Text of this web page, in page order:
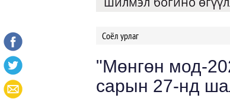
Соёл урлаг
"Мөнгөн мод-
сарын 27-нд